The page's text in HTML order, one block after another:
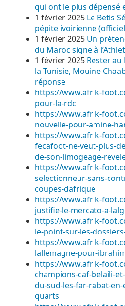
qui ont le plus dépensé
1 février 2025 Le Betis
pépite ivoirienne
1 février 2025 Un
du Maroc signe à
1 février 2025 Rester
la Tunisie, Mouine
réponse
https://www.afrik-
pour-la-rdc
https://www.afrik-
nouvelle-pour-amine-
https://www.afrik-
fecafoot-ne-veut-plus-
de-son-limogeage-
https://www.afrik-
selectionneur-sans-
coupes-dafrique
https://www.afrik-
justifie-le-mercato-a-
https://www.afrik-
le-point-sur-les-
https://www.afrik-
lallemagne-pour-
https://www.afrik-
champions-caf-belaili-
du-sud-les-far-rabat-
quarts